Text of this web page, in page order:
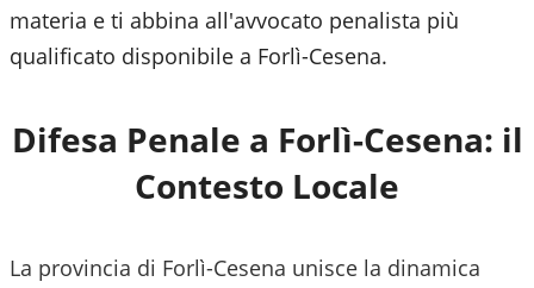
materia e ti abbina all'avvocato penalista più
qualificato disponibile a Forlì-Cesena.
Difesa Penale a Forlì-Cesena: il
Contesto Locale
La provincia di Forlì-Cesena unisce la dinamica